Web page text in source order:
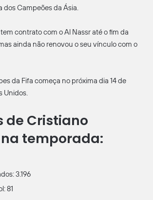
dos Campeões da Ásia.
contrato com o Al Nassr até o fim da
ainda não renovou o seu vínculo com o
da Fifa começa no próxima dia 14 de
Unidos.
de Cristiano
temporada:
3.196
81